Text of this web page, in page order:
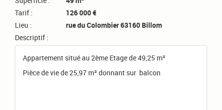
Tarif :
126 000 €
Lieu :
rue du Colombier 63160 Billom
Descriptif :
Appartement situé au 2ème Etage de 49,25 m²
Pièce de vie de 25,97 m² donnant sur balcon